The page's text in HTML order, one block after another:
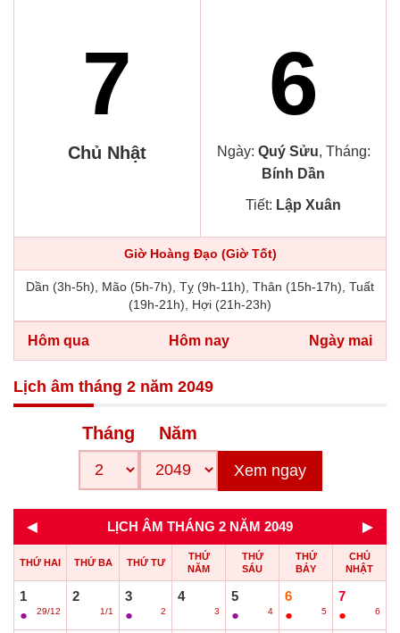
7
Chủ Nhật
6
Ngày: Quý Sửu, Tháng:
Bính Dần
Tiết: Lập Xuân
Giờ Hoàng Đạo (Giờ Tốt)
Dần (3h-5h), Mão (5h-7h), Tỵ (9h-11h), Thân (15h-17h), Tuất
(19h-21h), Hợi (21h-23h)
Hôm qua Hôm nay Ngày mai
Lịch âm tháng 2 năm 2049
Tháng Năm
Xem ngay
◄ LỊCH ÂM THÁNG 2 NĂM 2049 ►
THỨ HAI THỨ BA THỨ TƯ
THỨ
NĂM
THỨ
SÁU
THỨ
BẢY
CHỦ
NHẬT
1
●
29/12
2
1/1
3
●
2
4
3
5
●
4
6
●
5
7
●
6